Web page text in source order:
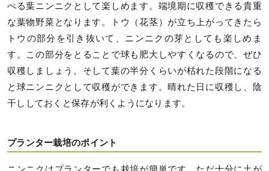
べる葉ニンニクとして楽しめます。端境期に収穫できる貴重
な葉物野菜となります。トウ（花茎）が立ち上がってきたら
トウの部分を引き抜いて、ニンニクの芽としても楽しめま
す。この部分をとることで球も肥大しやすくなるので、ぜひ
収穫しましょう。そして葉の半分くらいが枯れた段階になる
と球ニンニクとして収穫ができます。晴れた日に収穫し、陰
干ししておくと保存が利くようになります。
プランター栽培のポイント
ニンニクはプランターでも栽培が簡単です。ただ十分に土が